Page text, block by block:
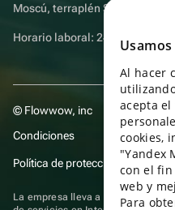
Moscú, terraplén
Horario laboral: 24 horas
© Flowwow, inc
Condiciones
Política de protección y
La empresa lleva a cabo su
Al hacer
acepta
cookies,
"Yandex
con el
web y
Para